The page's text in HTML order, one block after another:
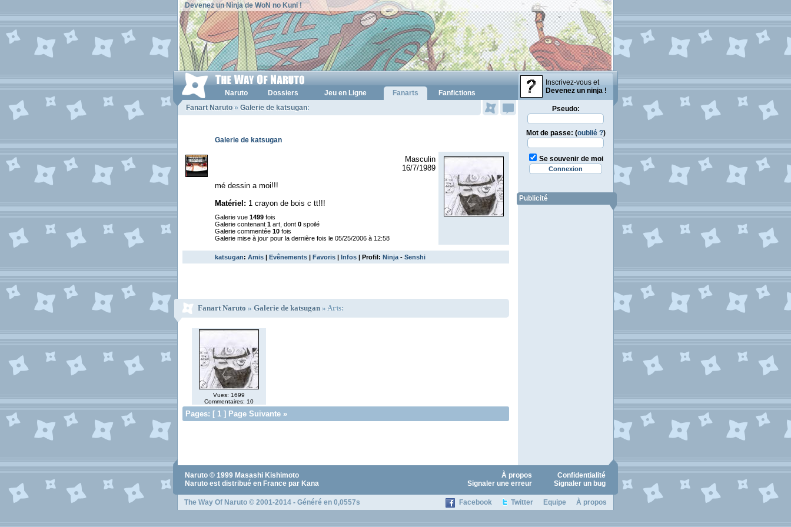
Devenez un Ninja de WoN no Kuni !
Inscrivez-vous et
Devenez un ninja !
Naruto Dossiers Jeu en Ligne Fanarts
Fanfictions
Fanart Naruto » Galerie de katsugan:
Galerie de katsugan
Masculin
16/7/1989
mé dessin a moi!!!
Matériel: 1 crayon de bois c tt!!!
Galerie vue 1499 fois
Galerie contenant 1 art, dont 0 spoilé
Galerie commentée 10 fois
Galerie mise à jour pour la dernière fois le 05/25/2006 à 12:58
katsugan: Amis | Evênements | Favoris | Infos | Profil: Ninja - Senshi
Fanart Naruto » Galerie de katsugan » Arts:
Vues: 1699
Commentaires: 10
Pages: [ 1 ] Page Suivante »
Pseudo:
Mot de passe: (oublié ?)
Se souvenir de moi
Publicité
Naruto © 1999 Masashi Kishimoto
Naruto est distribué en France par Kana
Confidentialité
À propos
Signaler un bug
Signaler une erreur
Facebook Twitter Equipe À propos
The Way Of Naruto © 2001-2014 - Généré en 0,0557s